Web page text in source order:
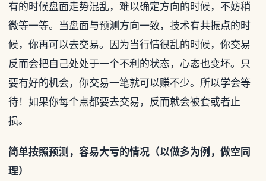
有的时候盘面走势混乱，难以确定方向的时候，不妨稍
微等一等。当盘面与预测方向一致，技术有共振点的时
候，你再可以去交易。因为当行情很乱的时候，你交易
反而会把自己处处于一个不利的状态，心态也变坏。只
要有好的机会，你交易一笔就可以赚不少。所以学会等
待！如果你每个点都要去交易，反而就会被套或者止
损。
简单按照预测，容易大亏的情况（以做多为例，做空同
理）